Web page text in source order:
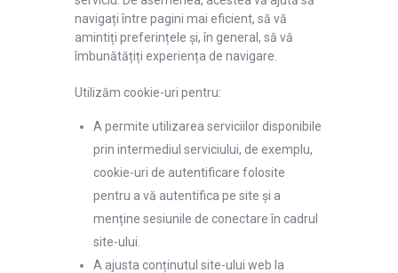
navigați între pagini mai eficient, să vă
amintiți preferințele și, în general, să vă
îmbunătățiți experiența de navigare.
Utilizăm cookie-uri pentru:
A permite utilizarea serviciilor disponibile
prin intermediul serviciului, de exemplu,
cookie-uri de autentificare folosite
pentru a vă autentifica pe site și a
menține sesiunile de conectare în cadrul
site-ului.
A ajusta conținutul site-ului web la